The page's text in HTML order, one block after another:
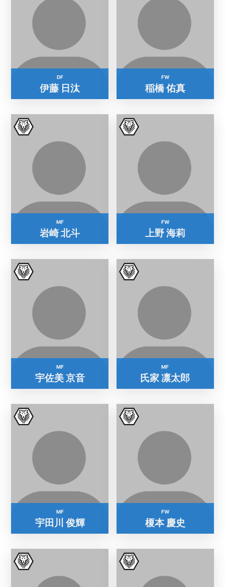
DF
伊藤 日汰
FW
稲橋 佑真
MF
岩崎 北斗
FW
上野 海莉
MF
宇佐美 京音
MF
氏家 凛太郎
MF
宇田川 俊輝
FW
榎本 慶史